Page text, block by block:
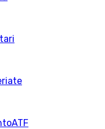
ATF